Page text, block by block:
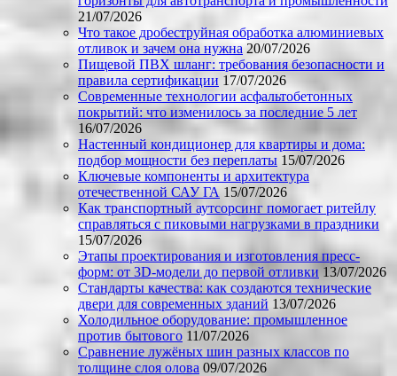
21/07/2026
Что такое дробеструйная обработка алюминиевых
отливок и зачем она нужна 20/07/2026
Пищевой ПВХ шланг: требования безопасности и
правила сертификации 17/07/2026
Современные технологии асфальтобетонных
покрытий: что изменилось за последние 5 лет
16/07/2026
Настенный кондиционер для квартиры и дома:
подбор мощности без переплаты 15/07/2026
Ключевые компоненты и архитектура
отечественной САУ ГА 15/07/2026
Как транспортный аутсорсинг помогает ритейлу
справляться с пиковыми нагрузками в праздники
15/07/2026
Этапы проектирования и изготовления пресс-
форм: от 3D-модели до первой отливки 13/07/2026
Стандарты качества: как создаются технические
двери для современных зданий 13/07/2026
Холодильное оборудование: промышленное
против бытового 11/07/2026
Сравнение лужёных шин разных классов по
толщине слоя олова 09/07/2026